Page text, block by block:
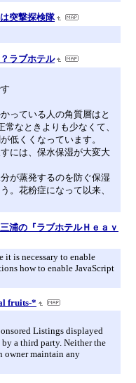
突撃探検隊
ラブホテル
っている人の角質層はと
なときよりも少なくて、
低くくなっています。
には、保水保湿が大変大
が蒸発するのを防ぐ保湿
。花粉症になって以来、
浦の『ラブホテルＨｅａｖ
is necessary to enable
how to enable JavaScript
fruits-*
Listings displayed
a third party. Neither the
owner maintain any